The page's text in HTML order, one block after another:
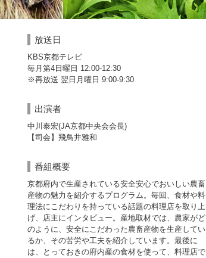
放送日
KBS京都テレビ
毎月第4日曜日 12:00-12:30
※再放送 翌日月曜日 9:00-9:30
出演者
中川泰宏(JA京都中央会会長)
【司会】飛鳥井雅和
番組概要
京都府内で生産されている安全安心でおいしい農畜
産物の魅力を紹介するプログラム。毎回、食材や料
理法にこだわりを持っている話題の料理店を取り上
げ、店主にインタビュー。産地取材では、農家がど
のように、安全にこだわった農畜産物を生産してい
るか、その苦労や工夫を紹介しています。最後に
は、とっておきの府内産の食材を使って、料理店で